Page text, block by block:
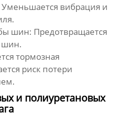
Уменьшается вибрация и
шин: Предотвращается
шин.
тормозная
риск потери
и полиуретановых